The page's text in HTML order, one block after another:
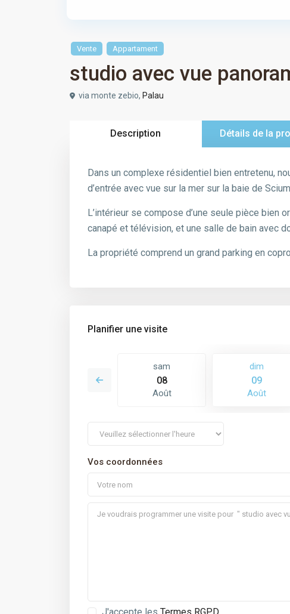
Vente Appartament
studio avec vue
via monte zebio, Palau
Description Détails de la
Dans un complexe résidentiel bien entretenu,
d’entrée avec vue sur la mer sur la baie de
L’intérieur se compose d’une seule pièce bien
canapé et télévision, et une salle de bain avec
La propriété comprend un grand parking en
Planifier une visite
sam
08
Août
dim
09
Août
Vos coordonnées